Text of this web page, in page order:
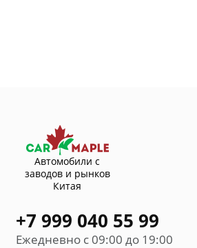
Автомобили с
заводов и рынков
Китая
+7 999 040 55 99
Ежедневно с 09:00 до 19:00